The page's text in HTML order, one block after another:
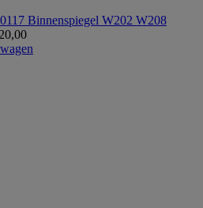
Binnenspiegel W202 W208
20,00